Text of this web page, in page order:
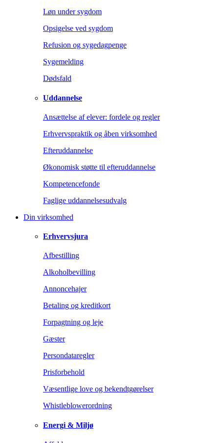
Løn under sygdom
Opsigelse ved sygdom
Refusion og sygedagpenge
Sygemelding
Dødsfald
Uddannelse
Ansættelse af elever: fordele og regler
Erhvervspraktik og åben virksomhed
Efteruddannelse
Økonomisk støtte til efteruddannelse
Kompetencefonde
Faglige uddannelsesudvalg
Din virksomhed
Erhvervsjura
Afbestilling
Alkoholbevilling
Annoncehajer
Betaling og kreditkort
Forpagtning og leje
Gæster
Persondataregler
Prisforbehold
Væsentlige love og bekendtgørelser
Whistleblowerordning
Energi & Miljø